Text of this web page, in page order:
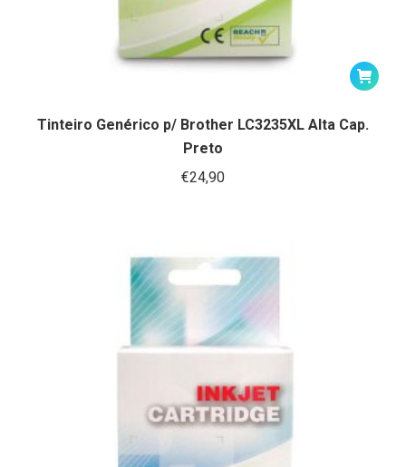
Tinteiro Genérico p/ Brother LC3235XL Alta Cap.
Preto
€24,90